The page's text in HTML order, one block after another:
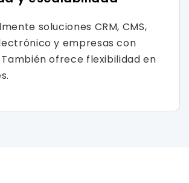
soluciones CRM, CMS,
y empresas con
ofrece flexibilidad en